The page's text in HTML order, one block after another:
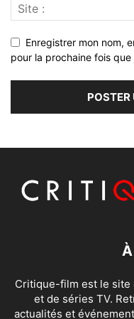
Enregistrer mon nom,
pour la prochaine fois
Critique-film est le site
et de séries TV.
actualités et